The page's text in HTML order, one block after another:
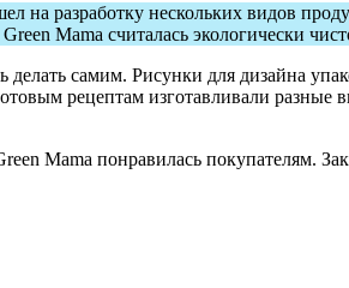
на разработку нескольких видов
Mama считалась экологически
делать самим. Рисунки для дизайна
рецептам изготавливали разные
Mama понравилась покупателям.